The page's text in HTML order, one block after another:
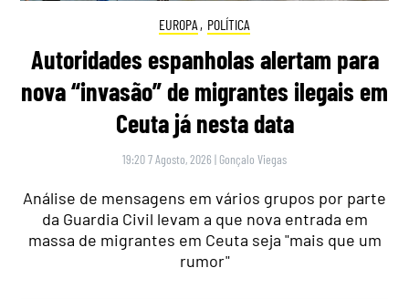
EUROPA , POLÍTICA
Autoridades espanholas alertam para
nova “invasão” de migrantes ilegais em
Ceuta já nesta data
19:20 7 Agosto, 2026 | Gonçalo Viegas
Análise de mensagens em vários grupos por parte
da Guardia Civil levam a que nova entrada em
massa de migrantes em Ceuta seja "mais que um
rumor"